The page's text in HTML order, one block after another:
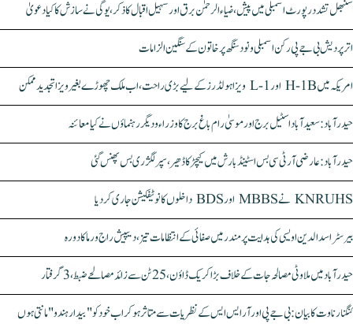
سنبھل تشدد رپورٹ اسمبلی میں پیش، ضیاء الرحمٰن برق اور سہیل اقبال کا ذکر، یوگی نے سازش کا کیا دعویٰ
اتر پردیش بی جے پی رکن اسمبلی ونود سنگھ پر خاتون کے سنگین الزامات
امریکہ میں H-1B اور L-1 ویزا ہولڈرز کے لیے بڑی راحت، اب ملک چھوڑے بغیر ویزا تجدید ممکن
حیدرآباد: سعیدآباد اسٹیل برج اور موسیٰ رام باغ برج کا وزراء و دیگر رہنماؤں نے کیا معائنہ
حیدرآباد: عارضی آر ٹی سی بس اسٹینڈ بارش میں کیچڑ کا ڈھیر، سپر لگژری بس پھنس گئی
KNRUHS نے MBBS اور BDS داخلوں کا نوٹیفکیشن جاری کر دیا
بیرسٹر اسدالدین اویسی کی ہدایت پر مندر میں صفائی کے انتظامات تیز، دیپیش راج ورما کا دورہ
حیدرآباد میں ملاوٹی مصالحہ جات کے خلاف بڑا کریک ڈاؤن، 25 ٹن سے زائد مصالحے ضبط، 3 گرفتار
کنگنا رناوت کا بیان: بی جے پی اور آر ایس ایس کے نظریات سے متاثر ہو کر اب خود کو "بیدار ہندو" مانتی ہوں